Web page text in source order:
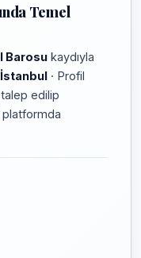
Temel
Barosu kaydıyla
İstanbul · Profil
edilip
platformda